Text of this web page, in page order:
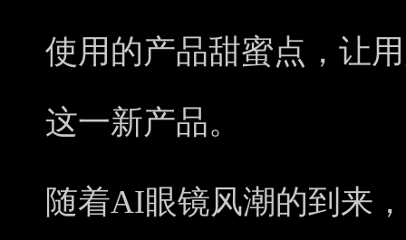
使用的产品甜蜜点，让
这一新产品。
随着AI眼镜风潮的到来